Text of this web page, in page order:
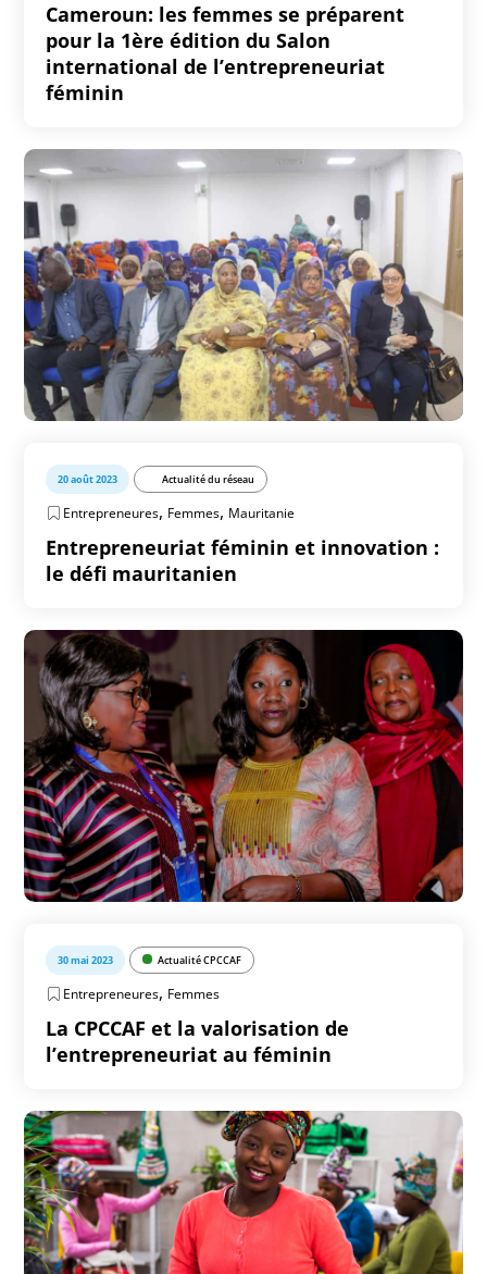
Cameroun: les femmes se préparent
pour la 1ère édition du Salon
international de l’entrepreneuriat
féminin
20 août 2023 Actualité du réseau
Entrepreneures, Femmes, Mauritanie
Entrepreneuriat féminin et innovation :
le défi mauritanien
30 mai 2023 Actualité CPCCAF
Entrepreneures, Femmes
La CPCCAF et la valorisation de
l’entrepreneuriat au féminin